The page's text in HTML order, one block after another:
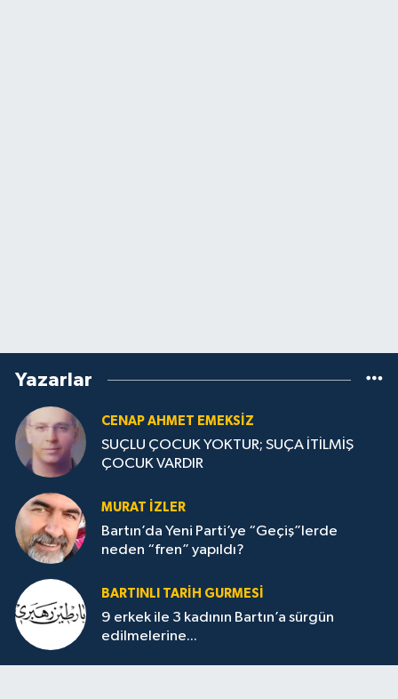
Yazarlar
CENAP AHMET EMEKSİZ
SUÇLU ÇOCUK YOKTUR; SUÇA İTİLMİŞ
ÇOCUK VARDIR
MURAT İZLER
Bartın’da Yeni Parti’ye “Geçiş”lerde
neden “fren” yapıldı?
BARTINLI TARIH GURMESI
9 erkek ile 3 kadının Bartın’a sürgün
edilmelerine...